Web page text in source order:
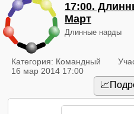
17:00.
Март
Длинные нарды
Категория: Командный
16 мар 2014 17:00